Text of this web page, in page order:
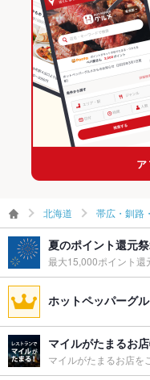
カクテル充実、
お子様連れ お子様連れOK
ウェディン
グパーティ
貸切可
プライズ対
可
帯広・釧路・北見・河東
帯広駅 × 洋食
帯広駅 × ステーキ・ハンバ
北海道 × 洋食
北海道 × ステーキ・ハンバ
帯広・釧路・北見・河東郡
ンキング
帯広のグルメランキング
帯広のダイニングバー・バ
帯広のスペインバル・イタ
北海道 帯広・釧路
夏のポイント還元
最大15,000ポイント還
ホットペッパーグ
マイルがたまるお店
マイルがたまるお店を